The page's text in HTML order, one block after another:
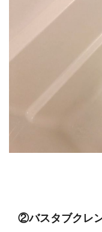
②バスタブクレ